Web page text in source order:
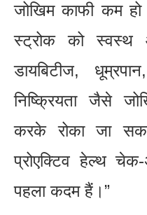
जोखिम काफी कम
स्ट्रोक को स्वस्थ
डायबिटीज,
निष्क्रियता जैसे
करके रोका जा
प्रोएक्टिव हेल्थ
पहला कदम हैं।”